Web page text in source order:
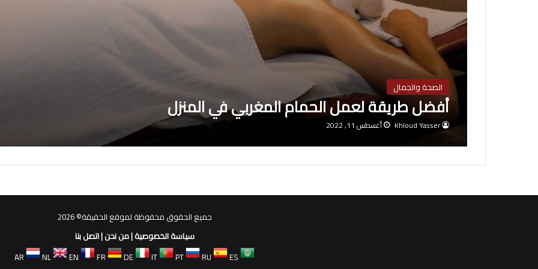
الصحة والجمال
أفضل طريقة لعمل الحمام المغربي في المنزل
Khloud Yasser أغسطس 11, 2022
جميع الحقوق محفوظة لموقع الحقيقة© 2026
سياسة الخصوصية|من نحن|اتصل بنا
AR
NL EN FR DE IT PT RU ES